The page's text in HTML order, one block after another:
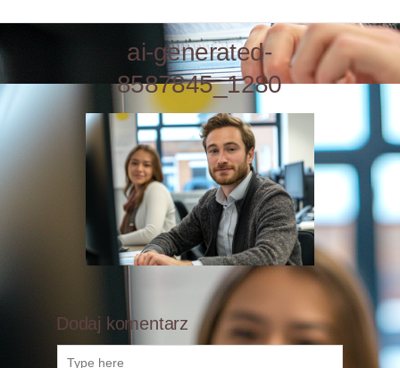
ai-generated-
8587845_1280
Dodaj komentarz